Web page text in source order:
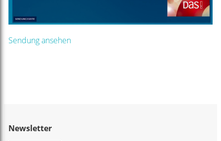
Sendung ansehen
Newsletter